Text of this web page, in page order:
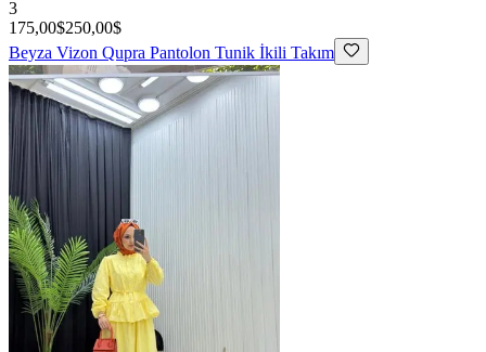
3
175,00$250,00$
Beyza Vizon Qupra Pantolon Tunik İkili Takım